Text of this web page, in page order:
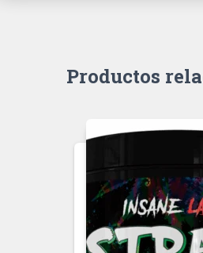
Productos